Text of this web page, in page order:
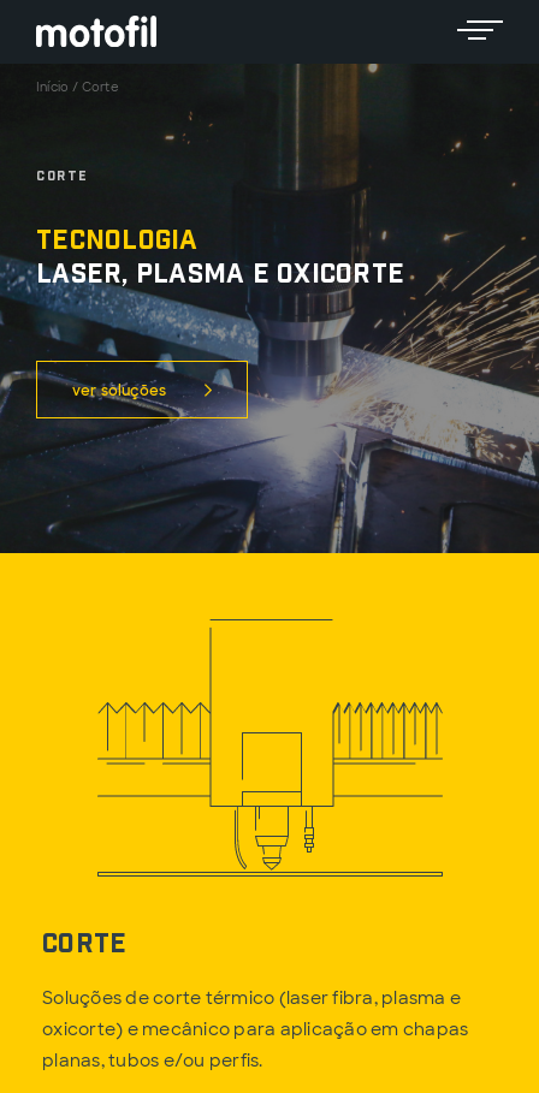
Início / Corte
Corte
Tecnologia
laser, plasma e oxicorte
ver soluções
Corte
Soluções de corte térmico (laser fibra, plasma e
oxicorte) e mecânico para aplicação em chapas
planas, tubos e/ou perfis.